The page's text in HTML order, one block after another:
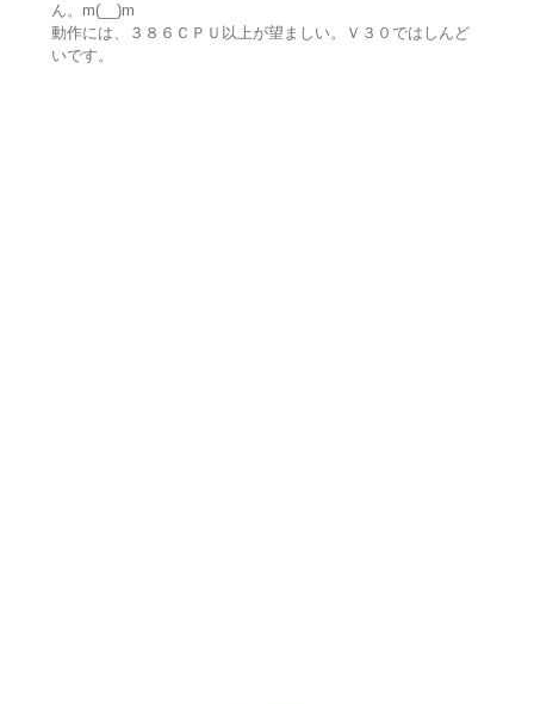
ん。m(__)m
動作には、３８６ＣＰＵ以上が望ましい。Ｖ３０ではしんど
いです。